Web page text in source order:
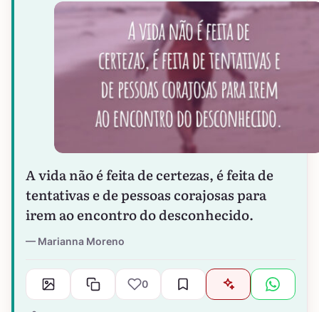
A vida não é feita de certezas, é feita de
tentativas e de pessoas corajosas para
irem ao encontro do desconhecido.
Marianna Moreno
0